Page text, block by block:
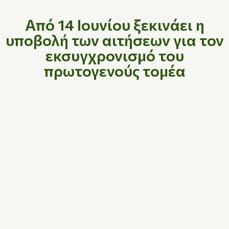
Από 14 Ιουνίου ξεκινάει η
υποβολή των αιτήσεων για τον
εκσυγχρονισμό του
πρωτογενούς τομέα